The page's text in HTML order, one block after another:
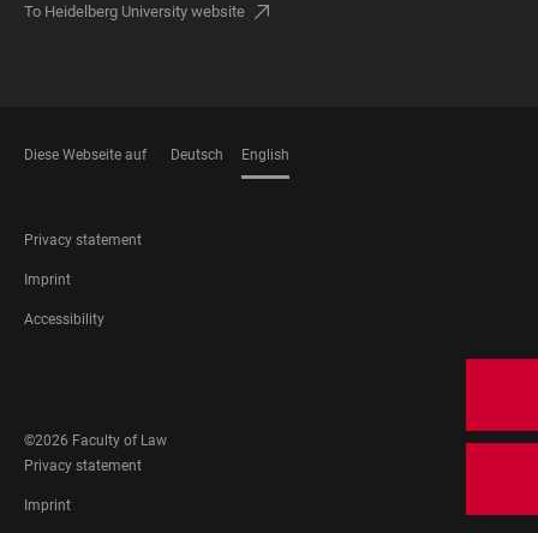
To Heidelberg University website
Diese Webseite auf Deutsch English
FOOTER
LEGAL
Privacy statement
Imprint
Accessibility
MEDIA
©2026 Faculty of Law
FOOTER
LEGAL
Privacy statement
Imprint